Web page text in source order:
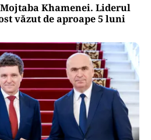
Khamenei. Liderul
văzut de aproape 5 luni